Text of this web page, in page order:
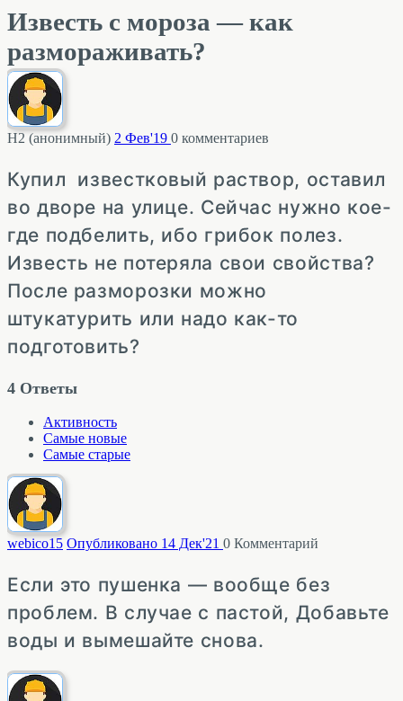
Известь с мороза — как
размораживать?
Н2 (анонимный) 2 Фев'19 0 комментариев
Купил известковый раствор, оставил
во дворе на улице. Сейчас нужно кое-
где подбелить, ибо грибок полез.
Известь не потеряла свои свойства?
После разморозки можно
штукатурить или надо как-то
подготовить?
4 Ответы
Активность
Самые новые
Самые старые
webico15 Опубликовано 14 Дек'21 0 Комментарий
Если это пушенка — вообще без
проблем. В случае с пастой, Добавьте
воды и вымешайте снова.